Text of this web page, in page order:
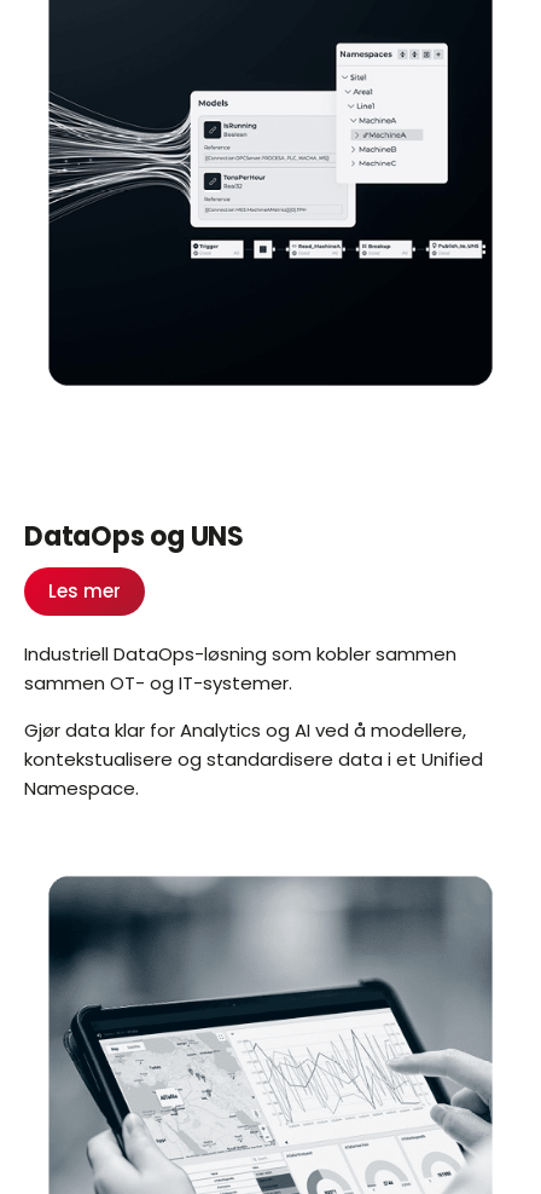
DataOps og UNS
Les mer
Industriell DataOps-løsning som kobler sammen
sammen OT- og IT-systemer.
Gjør data klar for Analytics og AI ved å modellere,
kontekstualisere og standardisere data i et Unified
Namespace.